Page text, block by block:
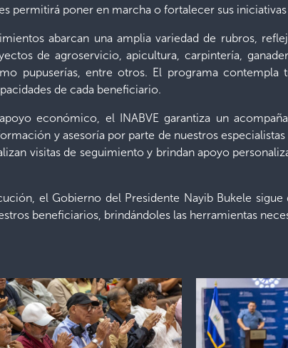
permitirá poner en marcha o fortalecer sus
abarcan una amplia variedad de rubros,
de agroservicio, apicultura, carpintería,
pupuserías, entre otros. El programa
de cada beneficiario.
económico, el INABVE garantiza un
y asesoría por parte de nuestros
visitas de seguimiento y brindan apoyo
el Gobierno del Presidente Nayib Bukele
beneficiarios, brindándoles las herramientas